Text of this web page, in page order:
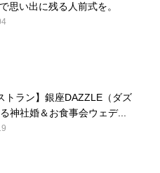
思い出に残る人前式を。
トラン】銀座DAZZLE（ダズ
神社婚＆お食事会ウェデ...